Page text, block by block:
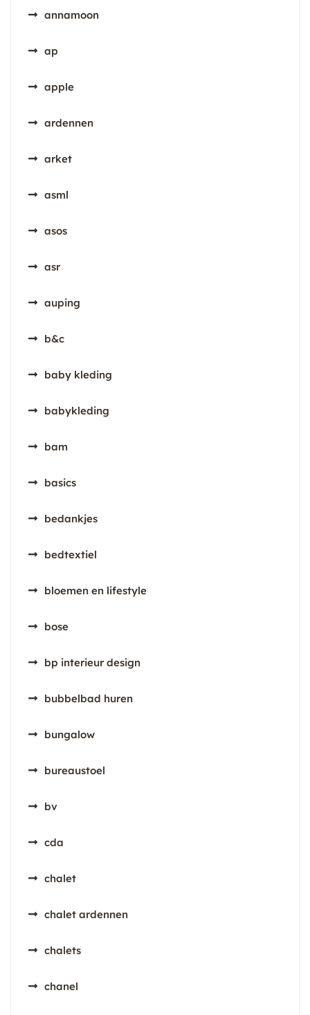
annamoon
ap
apple
ardennen
arket
asml
asos
asr
auping
b&c
baby kleding
babykleding
bam
basics
bedankjes
bedtextiel
bloemen en lifestyle
bose
bp interieur design
bubbelbad huren
bungalow
bureaustoel
bv
cda
chalet
chalet ardennen
chalets
chanel